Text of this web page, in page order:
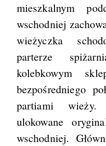
mieszkalnym
wschodniej
wieżyczka
parterze
kolebkowym
bezpośredniego
partiami
ulokowane
wschodniej.